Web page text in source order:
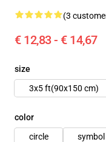
(3
€ 12,83 - € 14,67
size
3x5 ft(90x150 cm)
color
circle
symbol